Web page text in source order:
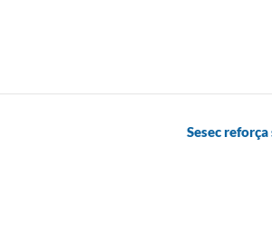
Sesec